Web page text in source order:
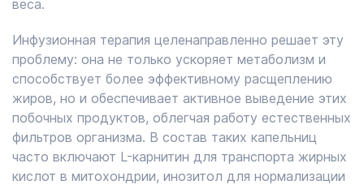
веса.
Инфузионная терапия целенаправленно решает эту
проблему: она не только ускоряет метаболизм и
способствует более эффективному расщеплению
жиров, но и обеспечивает активное выведение этих
побочных продуктов, облегчая работу естественных
фильтров организма. В состав таких капельниц
часто включают L-карнитин для транспорта жирных
кислот в митохондрии, инозитол для нормализации